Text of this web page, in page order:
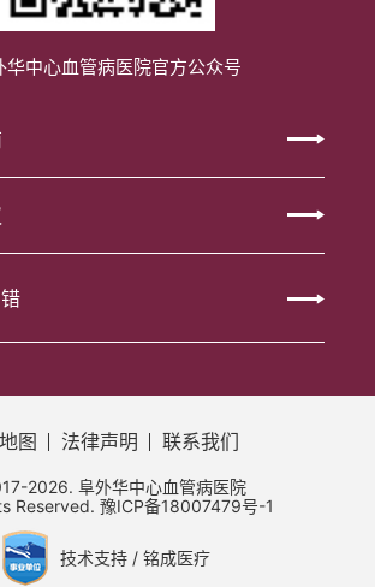
华中心血管病医院官方公众号
图 法律声明 联系我们
2026. 阜外华中心血管病医院
Reserved. 豫ICP备18007479号-1
技术支持 / 铭成医疗